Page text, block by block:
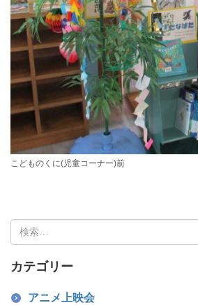
こどものくに(児童コーナー)前
索:
カテゴリー
アニメ上映会